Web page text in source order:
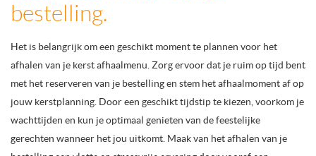
bestelling.
Het is belangrijk om een geschikt moment te plannen voor het
afhalen van je kerst afhaalmenu. Zorg ervoor dat je ruim op tijd bent
met het reserveren van je bestelling en stem het afhaalmoment af op
jouw kerstplanning. Door een geschikt tijdstip te kiezen, voorkom je
wachttijden en kun je optimaal genieten van de feestelijke
gerechten wanneer het jou uitkomt. Maak van het afhalen van je